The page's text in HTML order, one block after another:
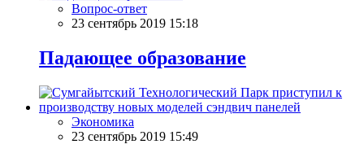
Вопрос-ответ
23 сентябрь 2019 15:18
Падающее образование
Экономика
23 сентябрь 2019 15:49